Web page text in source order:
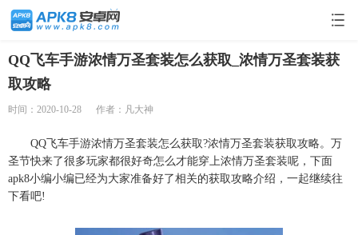
QQ飞车手游浓情万圣套装怎么获取_浓情万圣套装获
取攻略
时间：2020-10-28 作者：凡大神
QQ飞车手游浓情万圣套装怎么获取?浓情万圣套装获取攻略。万
圣节快来了很多玩家都很好奇怎么才能穿上浓情万圣套装呢，下面
apk8小编小编已经为大家准备好了相关的获取攻略介绍，一起继续往
下看吧!